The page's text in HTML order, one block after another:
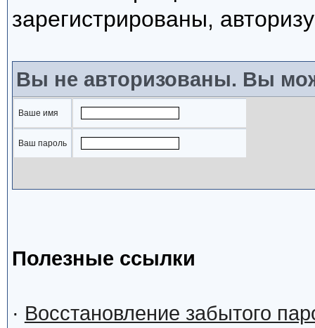
зарегистрированы,
Вы не авторизованы. Вы
Ваше имя
Ваш пароль
Полезные ссылки
· Восстановление забытого